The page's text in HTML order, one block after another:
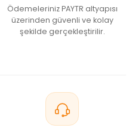
Ödemeleriniz PAYTR altyapısı
üzerinden güvenli ve kolay
şekilde gerçekleştirilir.